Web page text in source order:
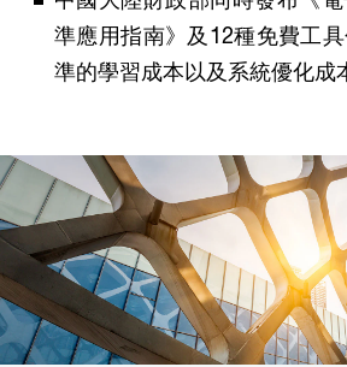
準應用指南》及12種免費工
準的學習成本以及系統優化成